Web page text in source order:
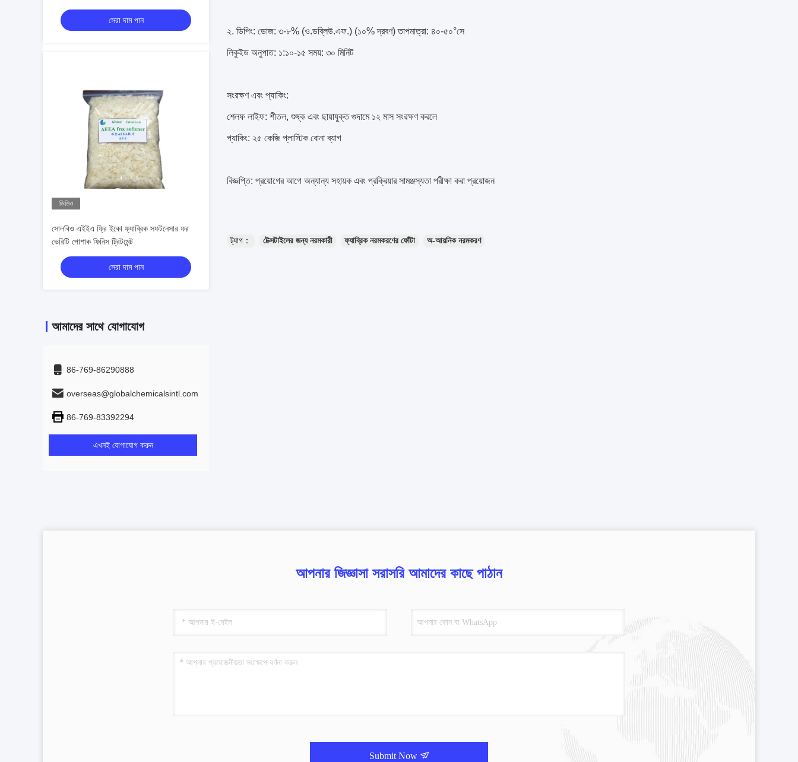
সেরা দাম পান
ভিডিও
সোলবিও এইইএ ফ্রি ইকো ফ্যাব্রিক সফটনেসার ফর
ভেরিটি পোশাক ফিনিস ট্রিটমেন্ট
সেরা দাম পান
আমাদের সাথে যোগাযোগ
86-769-86290888
overseas@globalchemicalsintl.com
86-769-83392294
এখনই যোগাযোগ করুন
২. ডিপিং: ডোজ: ৩-৮% (ও.ডব্লিউ.এফ.) (১০% দ্রবণ) তাপমাত্রা: ৪০-৫০°সে
লিকুইড অনুপাত: ১:১০-১৫ সময়: ৩০ মিনিট
সংরক্ষণ এবং প্যাকিং:
শেলফ লাইফ: শীতল, শুষ্ক এবং ছায়াযুক্ত গুদামে ১২ মাস সংরক্ষণ করলে
প্যাকিং: ২৫ কেজি প্লাস্টিক বোনা ব্যাগ
বিজ্ঞপ্তি: প্রয়োগের আগে অন্যান্য সহায়ক এবং প্রক্রিয়ার সামঞ্জস্যতা পরীক্ষা করা প্রয়োজন
ট্যাগ： টেক্সটাইলের জন্য নরমকারী ফ্যাব্রিক নরমকরণের ফোঁটা অ-আয়নিক নরমকরণ
আপনার জিজ্ঞাসা সরাসরি আমাদের কাছে পাঠান
Submit Now